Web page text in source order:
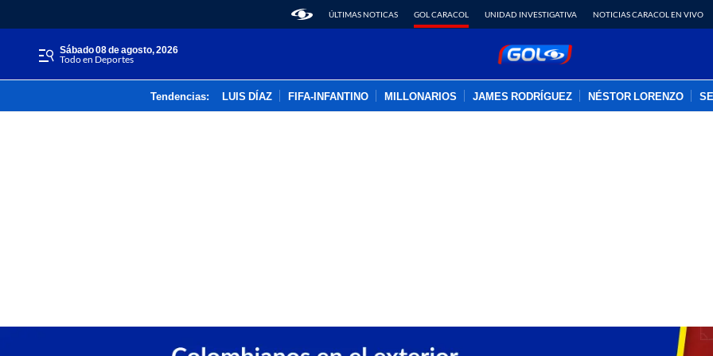
ÚLTIMAS NOTICAS GOL CARACOL UNIDAD INVESTIGATIVA NOTICIAS CARACOL EN VIVO
sábado 08 de agosto, 2026
Todo en Deportes
Tendencias: LUIS DÍAZ FIFA-INFANTINO MILLONARIOS JAMES RODRÍGUEZ NÉSTOR LORENZO